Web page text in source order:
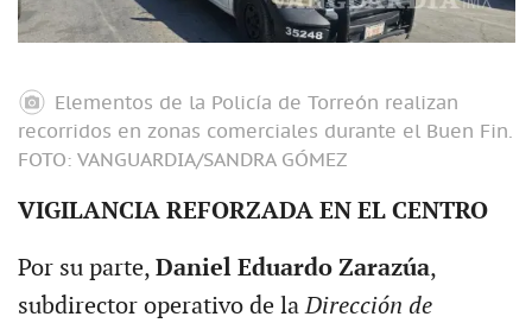
Elementos de la Policía de Torreón realizan
recorridos en zonas comerciales durante el Buen Fin.
FOTO: VANGUARDIA/SANDRA GÓMEZ
VIGILANCIA REFORZADA EN EL CENTRO
Por su parte, Daniel Eduardo Zarazúa,
subdirector operativo de laDirección de